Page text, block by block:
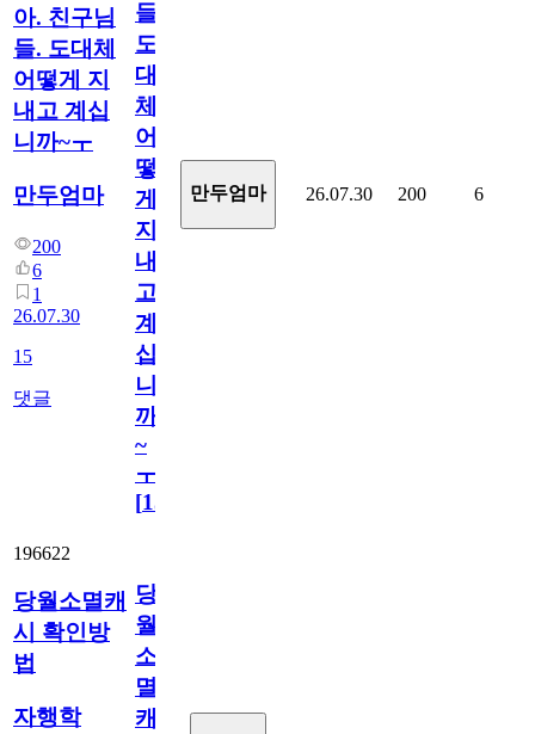
아. 친구님
들. 도대체
어떻게 지
내고 계십
니까~ㅜ
만두엄마
200
6
1
26.07.30
15
댓글
들.
도
대
체
어
떻
게
지
내
고
계
십
니
까
~
ㅜ
[15
만두엄마 26.07.30 200 6
196622
당월소멸캐
시 확인방
법
자행학
당
월
소
멸
캐